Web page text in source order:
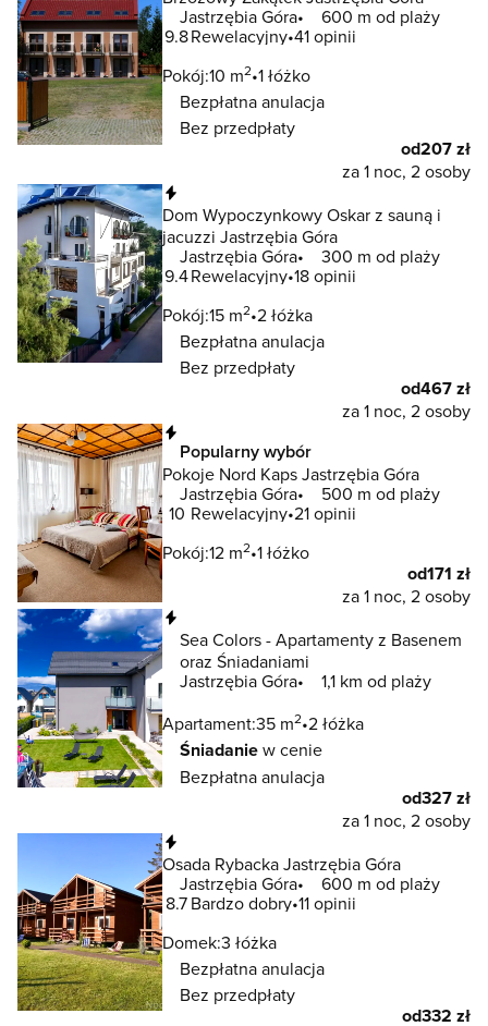
Jastrzębia Góra
600 m od plaży
9.8Rewelacyjny 41 opinii
Pokój:10 m2 1 łóżko
Bezpłatna anulacja
Bez przedpłaty
od207 zł
za 1 noc, 2 osoby
Dom Wypoczynkowy Oskar z sauną i
jacuzzi Jastrzębia Góra
Jastrzębia Góra
300 m od plaży
9.4Rewelacyjny 18 opinii
Pokój:15 m2 2 łóżka
Bezpłatna anulacja
Bez przedpłaty
od467 zł
za 1 noc, 2 osoby
Popularny wybór
Pokoje Nord Kaps Jastrzębia Góra
Jastrzębia Góra
500 m od plaży
10 Rewelacyjny 21 opinii
Pokój:12 m2 1 łóżko
od171 zł
za 1 noc, 2 osoby
Sea Colors - Apartamenty z Basenem
oraz Śniadaniami
Jastrzębia Góra
1,1 km od plaży
Apartament:35 m2 2 łóżka
Śniadaniew cenie
Bezpłatna anulacja
od327 zł
za 1 noc, 2 osoby
Osada Rybacka Jastrzębia Góra
Jastrzębia Góra
600 m od plaży
8.7Bardzo dobry 11 opinii
Domek:3 łóżka
Bezpłatna anulacja
Bez przedpłaty
od332 zł